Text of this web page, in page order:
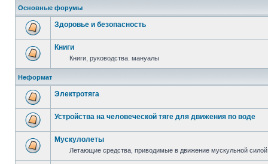
Основные форумы
Здоровье и безопасность
Книги
Книги, руководства. мануалы
Неформат
Электротяга
Устройства на человеческой тяге для движения по воде
Мускулолеты
Летающие средства, приводимые в движение мускульной силой